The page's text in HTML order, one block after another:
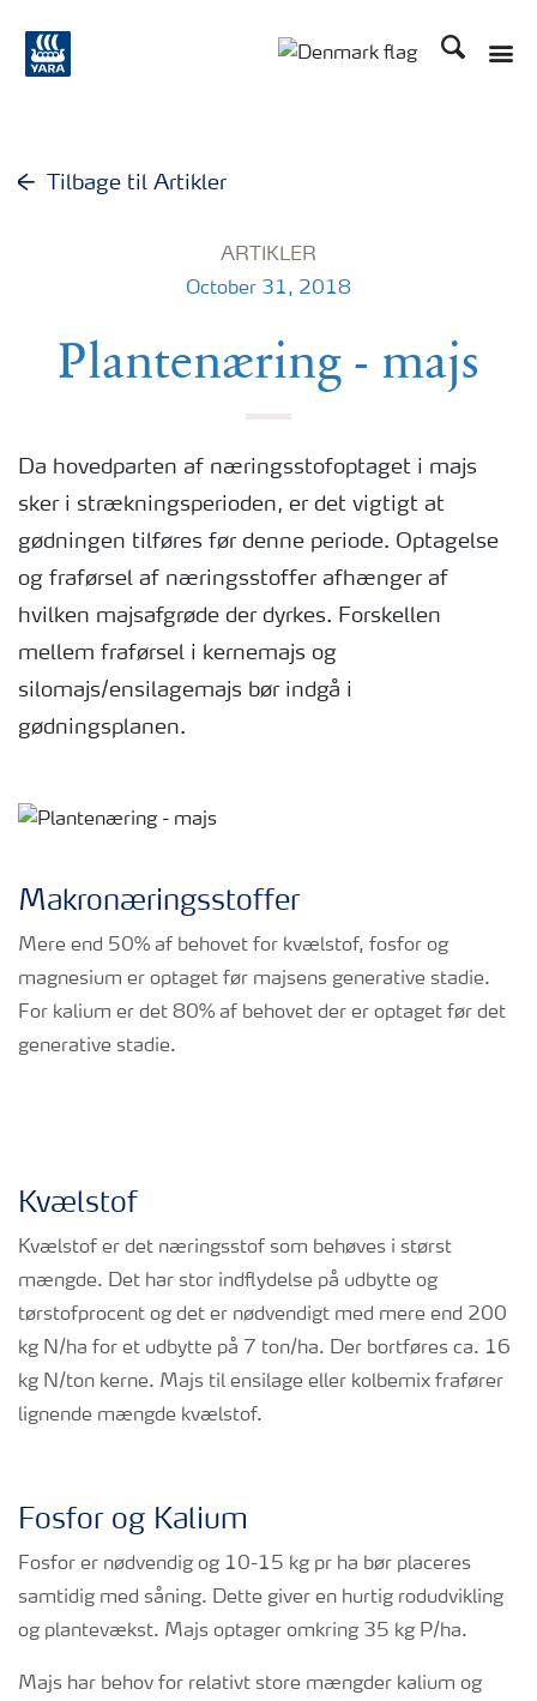
Søg
Tilbage til Artikler
ARTIKLER
October 31, 2018
Plantenæring - majs
Da hovedparten af næringsstofoptaget i majs
sker i strækningsperioden, er det vigtigt at
gødningen tilføres før denne periode. Optagelse
og fraførsel af næringsstoffer afhænger af
hvilken majsafgrøde der dyrkes. Forskellen
mellem fraførsel i kernemajs og
silomajs/ensilagemajs bør indgå i
gødningsplanen.
Makronæringsstoffer
Mere end 50% af behovet for kvælstof, fosfor og
magnesium er optaget før majsens generative stadie.
For kalium er det 80% af behovet der er optaget før det
generative stadie.
Kvælstof
Kvælstof er det næringsstof som behøves i størst
mængde. Det har stor indflydelse på udbytte og
tørstofprocent og det er nødvendigt med mere end 200
kg N/ha for et udbytte på 7 ton/ha. Der bortføres ca. 16
kg N/ton kerne. Majs til ensilage eller kolbemix frafører
lignende mængde kvælstof.
Fosfor og Kalium
Fosfor er nødvendig og 10-15 kg pr ha bør placeres
samtidig med såning. Dette giver en hurtig rodudvikling
og plantevækst. Majs optager omkring 35 kg P/ha.
Majs har behov for relativt store mængder kalium og